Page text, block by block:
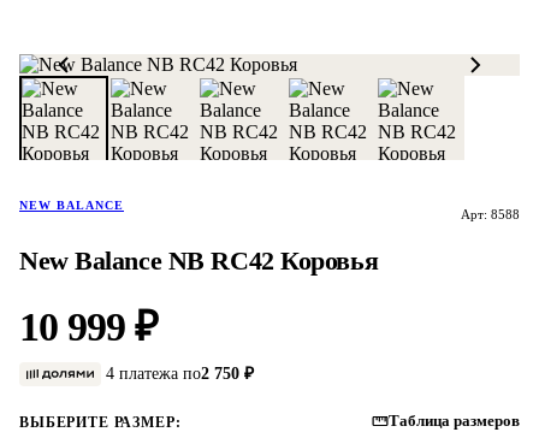
NEW BALANCE
Арт: 8588
New Balance NB RC42 Коровья
10 999 ₽
4 платежа по2 750 ₽
ВЫБЕРИТЕ РАЗМЕР: Таблица размеров